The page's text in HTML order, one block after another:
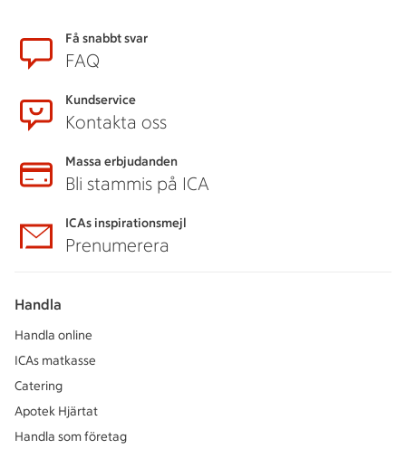
SidfotFå snabbt svar
FAQ
Kundservice
Kontakta oss
Massa erbjudanden
Bli stammis på ICA
ICAs inspirationsmejl
Prenumerera
Handla
Handla online
ICAs matkasse
Catering
Apotek Hjärtat
Handla som företag